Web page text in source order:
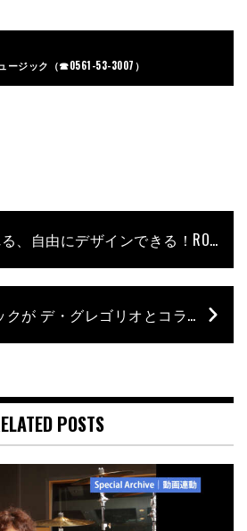
ージック（☎︎0561-53-3007）
中身が変えられる、自由にデザインできる！ROHEMAのキッズ向けパーカッションが日本上陸
キクタニミュージックが デ・グレゴリオとコラボ！リーズナブルながら本格派カホンが誕生
POSTS